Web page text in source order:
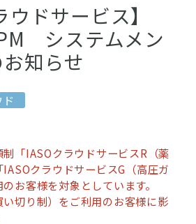
ウドサービス】
システムメン
知らせ
「IASOクラウドサービスR（薬
クラウドサービスG（高圧ガ
お客様を対象としています。
切り制）をご利用のお客様に影